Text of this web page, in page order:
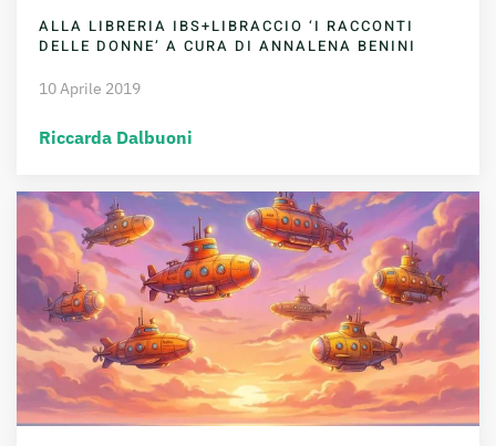
ALLA LIBRERIA IBS+LIBRACCIO ‘I RACCONTI
DELLE DONNE’ A CURA DI ANNALENA BENINI
10 Aprile 2019
Riccarda Dalbuoni